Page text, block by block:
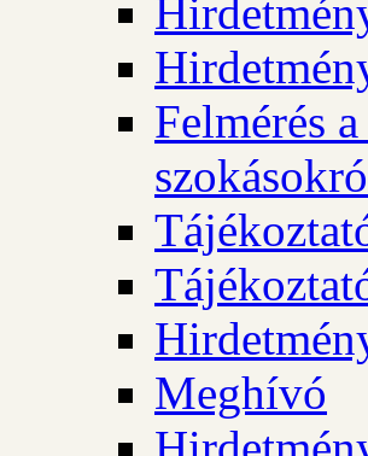
Felmérés
Meghívó